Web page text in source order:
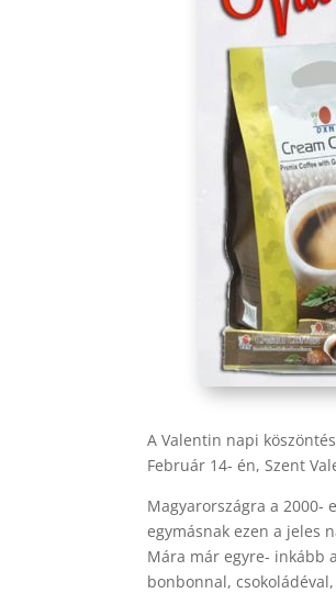
A Valentin napi
Február 14- én, Szent
Magyarországra a 2000-
egymásnak ezen a jeles
Mára már egyre- inkább
bonbonnal,